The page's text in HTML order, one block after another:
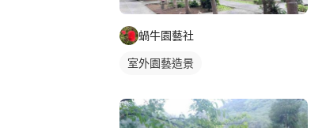
蝸牛園藝社
室外園藝造景